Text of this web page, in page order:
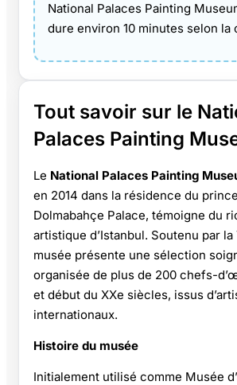
National Palaces Painting
dure environ 10 minutes selon la
Tout savoir sur le
Palaces Painting
Le National Palaces Painting
en 2014 dans la résidence du
Dolmabahçe Palace, témoigne du
artistique d’Istanbul. Soutenu par
musée présente une sélection
organisée de plus de 200 chefs-
et début du XXe siècles, issus
internationaux.
Histoire du musée
Initialement utilisé comme Musée